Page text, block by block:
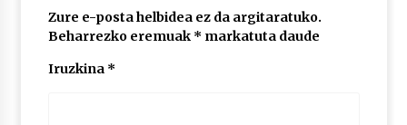
2026/07/07
Zure e-posta helbidea ez da argitaratuko.
Beharrezko eremuak * markatuta daude
Iruzkina *